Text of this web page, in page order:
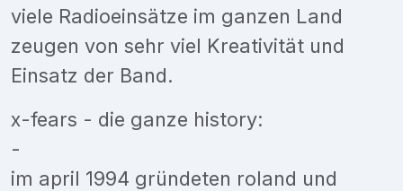
viele Radioeinsätze im ganzen Land
zeugen von sehr viel Kreativität und
Einsatz der Band.
x-fears - die ganze history:
-
im april 1994 gründeten roland und